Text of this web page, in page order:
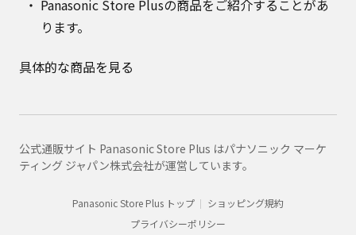
Panasonic Store Plusの商品をご紹介することがあ
ります。
具体的な商品を見る
公式通販サイト Panasonic Store Plus はパナソニック マーケ
ティング ジャパン株式会社が運営しています。
Panasonic Store Plus トップ
ショッピング規約
プライバシーポリシー